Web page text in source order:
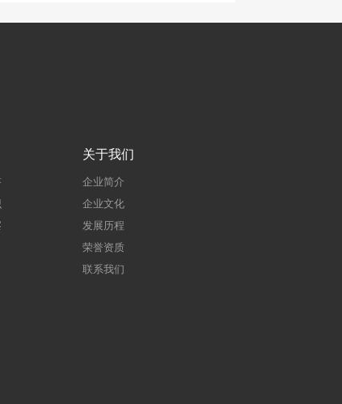
关于我们
企业简介
企业文化
发展历程
荣誉资质
联系我们